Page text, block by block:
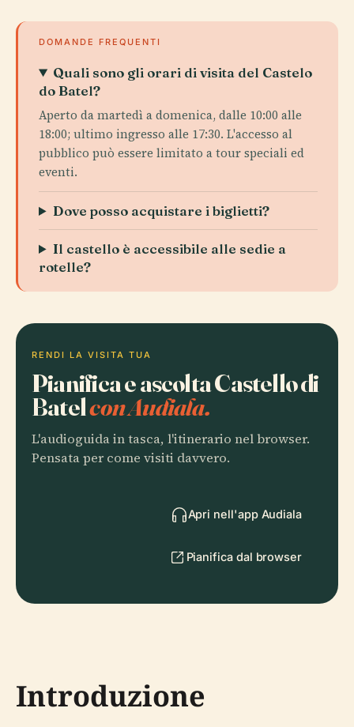
DOMANDE FREQUENTI
Quali sono gli orari di visita del Castelo
do Batel?
Aperto da martedì a domenica, dalle 10:00 alle
18:00; ultimo ingresso alle 17:30. L'accesso al
pubblico può essere limitato a tour speciali ed
eventi.
Dove posso acquistare i biglietti?
Il castello è accessibile alle sedie a
rotelle?
RENDI LA VISITA TUA
Pianifica e ascolta Castello di
Batelcon Audiala.
L'audioguida in tasca, l'itinerario nel browser.
Pensata per come visiti davvero.
Apri nell'app Audiala
Pianifica dal browser
Introduzione